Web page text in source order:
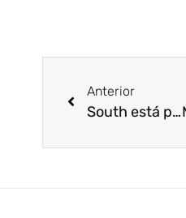
Anterior
South está precisando de vendedor, estoque, gerente de venda, caixa